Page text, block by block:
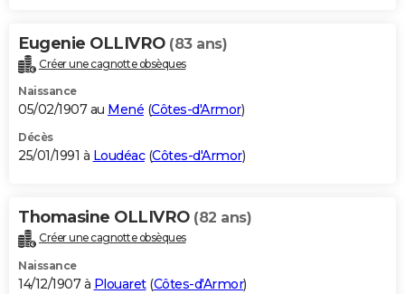
Eugenie OLLIVRO (83 ans)
Créer une cagnotte obsèques
Naissance
05/02/1907 au Mené (Côtes-d'Armor)
Décès
25/01/1991 à Loudéac(Côtes-d'Armor)
Thomasine OLLIVRO (82 ans)
Créer une cagnotte obsèques
Naissance
14/12/1907 à Plouaret(Côtes-d'Armor)